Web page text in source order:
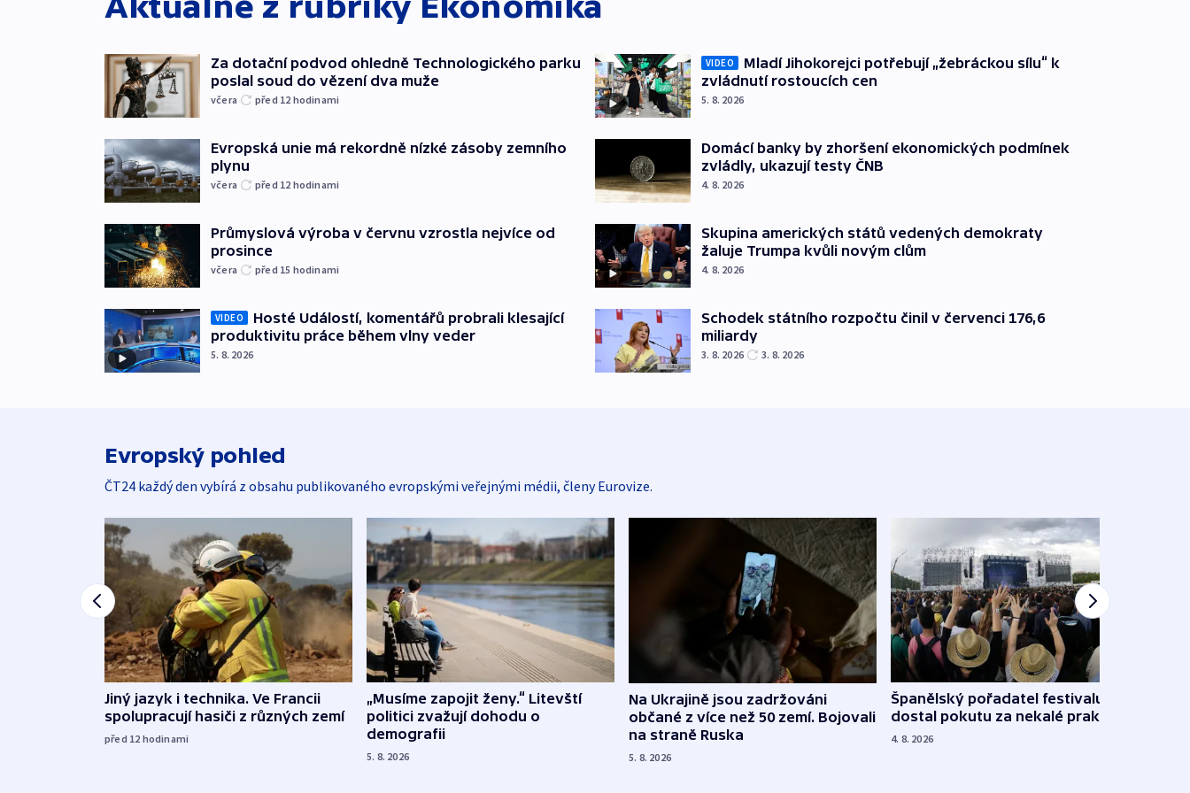
Za dotační podvod ohledně Technologického parku
poslal soud do vězení dva muže
včera před 12 hodinami
Evropská unie má rekordně nízké zásoby zemního
plynu
včera před 12 hodinami
Průmyslová výroba v červnu vzrostla nejvíce od
prosince
včera před 15 hodinami
VIDEO
Hosté Událostí, komentářů probrali klesající
produktivitu práce během vlny veder
5. 8. 2026
VIDEO
Mladí Jihokorejci potřebují „žebráckou sílu“ k
zvládnutí rostoucích cen
5. 8. 2026
Domácí banky by zhoršení ekonomických podmínek
zvládly, ukazují testy ČNB
4. 8. 2026
Skupina amerických států vedených demokraty
žaluje Trumpa kvůli novým clům
4. 8. 2026
Schodek státního rozpočtu činil v červenci 176,6
miliardy
3. 8. 2026 3. 8. 2026
Evropský pohled
ČT24 každý den vybírá z obsahu publikovaného evropskými veřejnými médii, členy Eurovize.
Jiný jazyk i technika. Ve Francii
spolupracují hasiči z různých zemí
před 12 hodinami
„Musíme zapojit ženy.“ Litevští
politici zvažují dohodu o
demografii
5. 8. 2026
Na Ukrajině jsou zadržováni
občané z více než 50 zemí. Bojovali
na straně Ruska
5. 8. 2026
Španělský pořadatel festivalu
dostal pokutu za nekalé praktiky
4. 8. 2026